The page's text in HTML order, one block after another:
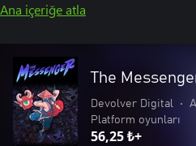
Ana içeriğe atla
The
Devolver Digital •
Platform oyunları
56,25 ₺+